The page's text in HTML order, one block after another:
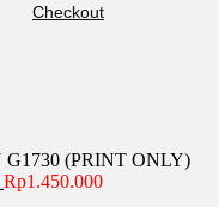
Checkout
Rp1.450.000